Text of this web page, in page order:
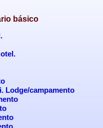
básico
Lodge/campamento